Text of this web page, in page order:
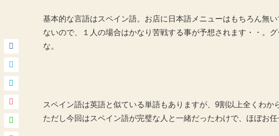
基本的な言語はスペイン語。お店に日本語メニューはもちろん無
ないので、１人の場合はかなり苦戦する事が予想されます・・。
な。
スペイン語は英語と似ている単語もありますが、9割以上全くわ
ただし今回はスペイン語が完璧な人と一緒だったわけで、ほぼお任